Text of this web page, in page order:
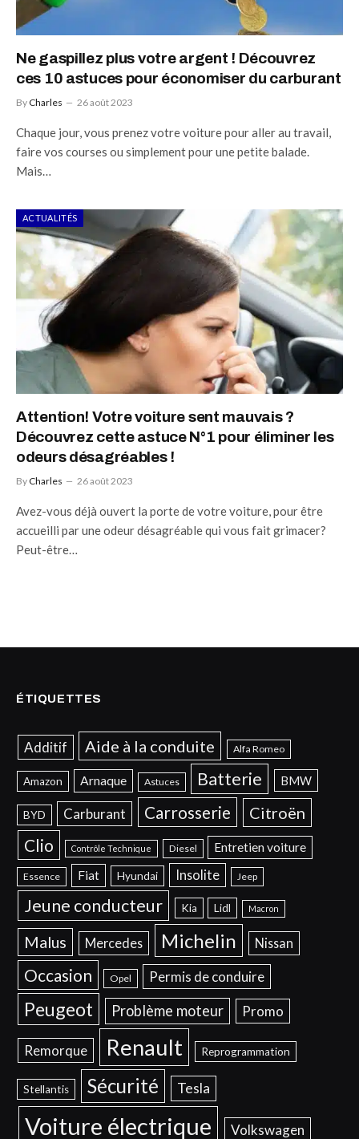
Ne gaspillez plus votre argent ! Découvrez
ces 10 astuces pour économiser du carburant
By Charles 26 août 2023
Chaque jour, vous prenez votre voiture pour aller au travail,
faire vos courses ou simplement pour une petite balade.
Mais…
ACTUALITÉS
Attention! Votre voiture sent mauvais ?
Découvrez cette astuce N°1 pour éliminer les
odeurs désagréables !
By Charles 26 août 2023
Avez-vous déjà ouvert la porte de votre voiture, pour être
accueilli par une odeur désagréable qui vous fait grimacer?
Peut-être…
ÉTIQUETTES
Additif Aide à la conduite Alfa Romeo
Amazon Arnaque Astuces Batterie BMW
BYD Carburant Carrosserie Citroën
Clio Contrôle Technique Diesel Entretien voiture
Essence Fiat Hyundai Insolite Jeep
Jeune conducteur Kia Lidl Macron
Malus Mercedes Michelin Nissan
Occasion Opel Permis de conduire
Peugeot Problème moteur Promo
Remorque Renault Reprogrammation
Stellantis Sécurité Tesla
Voiture électrique Volkswagen